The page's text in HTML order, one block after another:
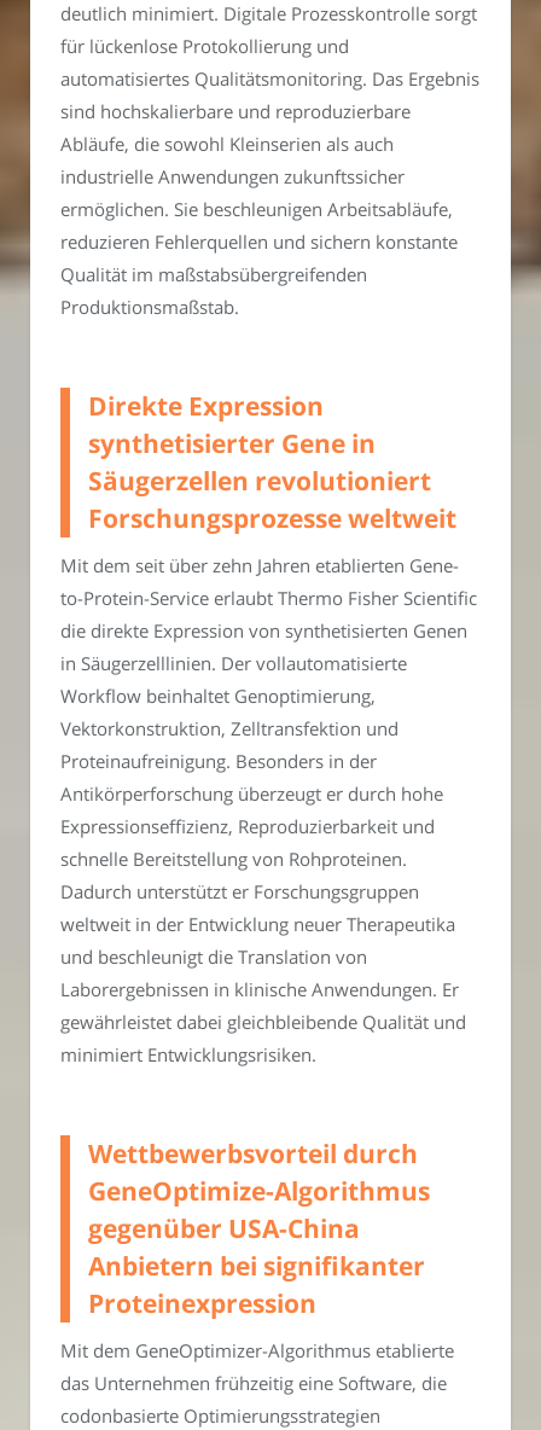
deutlich minimiert. Digitale Prozesskontrolle sorgt
für lückenlose Protokollierung und
automatisiertes Qualitätsmonitoring. Das Ergebnis
sind hochskalierbare und reproduzierbare
Abläufe, die sowohl Kleinserien als auch
industrielle Anwendungen zukunftssicher
ermöglichen. Sie beschleunigen Arbeitsabläufe,
reduzieren Fehlerquellen und sichern konstante
Qualität im maßstabsübergreifenden
Produktionsmaßstab.
Direkte Expression
synthetisierter Gene in
Säugerzellen revolutioniert
Forschungsprozesse weltweit
Mit dem seit über zehn Jahren etablierten Gene-
to-Protein-Service erlaubt Thermo Fisher Scientific
die direkte Expression von synthetisierten Genen
in Säugerzelllinien. Der vollautomatisierte
Workflow beinhaltet Genoptimierung,
Vektorkonstruktion, Zelltransfektion und
Proteinaufreinigung. Besonders in der
Antikörperforschung überzeugt er durch hohe
Expressionseffizienz, Reproduzierbarkeit und
schnelle Bereitstellung von Rohproteinen.
Dadurch unterstützt er Forschungsgruppen
weltweit in der Entwicklung neuer Therapeutika
und beschleunigt die Translation von
Laborergebnissen in klinische Anwendungen. Er
gewährleistet dabei gleichbleibende Qualität und
minimiert Entwicklungsrisiken.
Wettbewerbsvorteil durch
GeneOptimize-Algorithmus
gegenüber USA-China
Anbietern bei signifikanter
Proteinexpression
Mit dem GeneOptimizer-Algorithmus etablierte
das Unternehmen frühzeitig eine Software, die
codonbasierte Optimierungsstrategien